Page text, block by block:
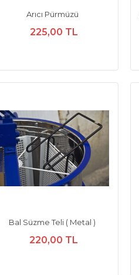
Arıcı Pürmüzü
225,00 TL
Bal Süzme Teli ( Metal )
220,00 TL